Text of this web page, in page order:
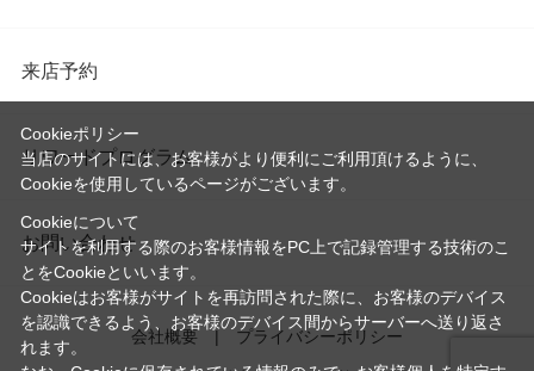
来店予約
リワードプログラム
お問い合わせ
会社概要 プライバシーポリシー
Cookieポリシー
当店のサイトには、お客様がより便利にご利用頂けるように、
Cookieを使用しているページがございます。
Cookieについて
サイトを利用する際のお客様情報をPC上で記録管理する技術のこ
とをCookieといいます。
Cookieはお客様がサイトを再訪問された際に、お客様のデバイス
を認識できるよう、お客様のデバイス間からサーバーへ送り返さ
れます。